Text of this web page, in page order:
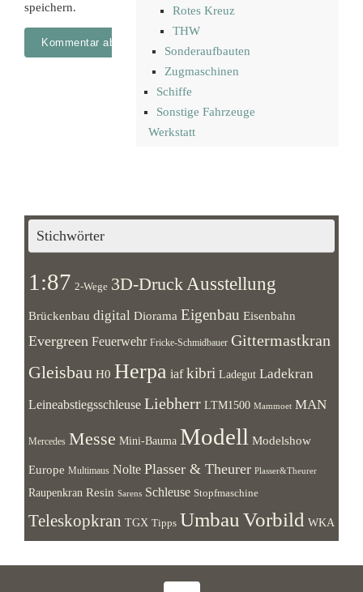
speichern.
Rotes Kreuz
THW
Sonderaufbauten
Zugmaschinen
Schiffe
Sonstige Fahrzeuge
Werkstatt
Stichwörter
1:87 2-Wege 3D-DruckAusstellung
Brückenbau digital Diorama Eigenbau Eisenbahn
Evergreen Feuerwehr Fricke-Schmidbauer Gittermastkran
Gleisbau H0 Herpa iaf kibri Ladegut Ladekran
Leineabstiegsschleuse Liebherr LTM1500 Mammoet MAN
Mercedes Messe Mini-Bauma Modell Modelshow
Europe Multimaus Nolte Plasser & Theurer Plasser&Theurer
Raupenkran Resin Sarens Schleuse Stopfmaschine
Teleskopkran TGX Tipps Umbau Vorbild WKA